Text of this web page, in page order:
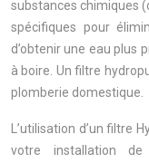
substances chimiques
spécifiques pour
d’obtenir une eau plus
à boire. Un filtre
plomberie domestique.
L’utilisation d’un filtre
votre installation de